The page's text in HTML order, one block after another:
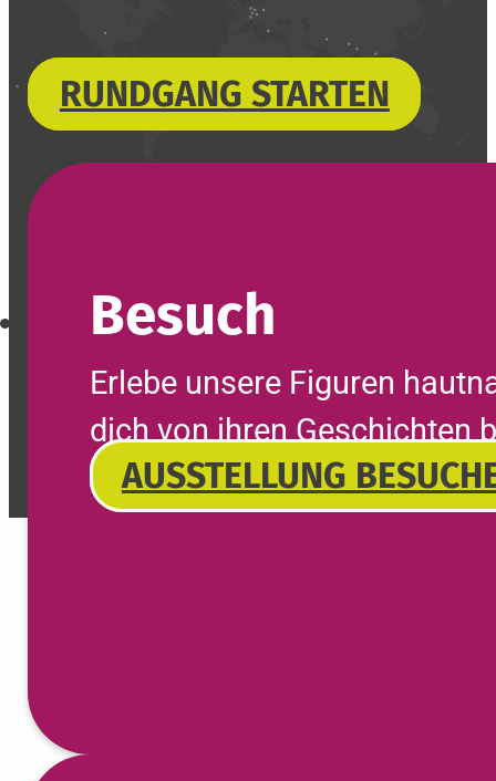
RUNDGANG STARTEN
Besuch
Erlebe unsere Figuren
dich von ihren Geschichten
AUSSTELLUNG